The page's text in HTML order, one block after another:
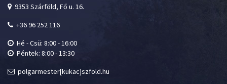
9353 Szárföld, Fő u. 16.
+36 96 252 116
Hé - Csü: 8:00 - 16:00
Péntek: 8:00 - 13:30
polgarmester[kukac]szfold.hu